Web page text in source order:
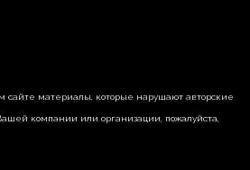
материалы, которые нарушают авторские
компании или организации, пожалуйста,